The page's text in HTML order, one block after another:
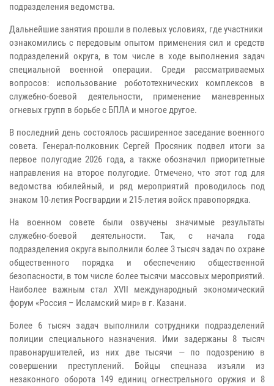
подразделения ведомства.
Дальнейшие занятия прошли в полевых условиях, где участники
ознакомились с передовым опытом применения сил и средств
подразделений округа, в том числе в ходе выполнения задач
специальной военной операции. Среди рассматриваемых
вопросов: использование робототехнических комплексов в
служебно-боевой деятельности, применение маневренных
огневых групп в борьбе с БПЛА и многое другое.
В последний день состоялось расширенное заседание военного
совета. Генерал-полковник Сергей Просяник подвел итоги за
первое полугодие 2026 года, а также обозначил приоритетные
направления на второе полугодие. Отмечено, что этот год для
ведомства юбилейный, и ряд мероприятий проводилось под
знаком 10-летия Росгвардии и 215-летия войск правопорядка.
На военном совете были озвучены значимые результаты
служебно-боевой деятельности. Так, с начала года
подразделения округа выполнили более 3 тысяч задач по охране
общественного порядка и обеспечению общественной
безопасности, в том числе более тысячи массовых мероприятий.
Наиболее важным стал XVII международный экономический
форум «Россия – Исламский мир» в г. Казани.
Более 6 тысяч задач выполнили сотрудники подразделений
полиции специального назначения. Ими задержаны 8 тысяч
правонарушителей, из них две тысячи — по подозрению в
совершении преступлений. Бойцы спецназа изъяли из
незаконного оборота 149 единиц огнестрельного оружия и 8